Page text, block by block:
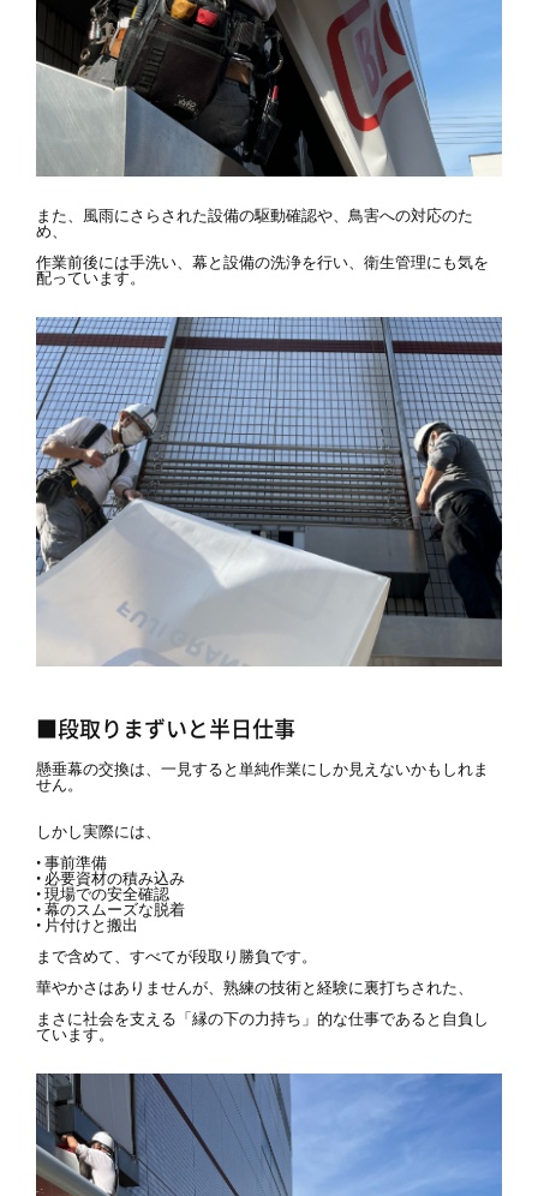
また、風雨にさらされた設備の駆動確認や、鳥害への対応のた
め、
作業前後には手洗い、幕と設備の洗浄を行い、衛生管理にも気を
配っています。
■段取りまずいと半日仕事
懸垂幕の交換は、一見すると単純作業にしか見えないかもしれま
せん。
しかし実際には、
• 事前準備
• 必要資材の積み込み
• 現場での安全確認
• 幕のスムーズな脱着
• 片付けと搬出
まで含めて、すべてが段取り勝負です。
華やかさはありませんが、熟練の技術と経験に裏打ちされた、
まさに社会を支える「縁の下の力持ち」的な仕事であると自負し
ています。